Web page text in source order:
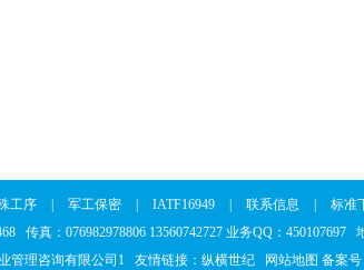
工序 军工保密 IATF16949 联系信息 标准
传真：076982978806 13560742727 业务QQ：
管理咨询有限公司1 友情链接： 纵横世纪 网站地图 备案号